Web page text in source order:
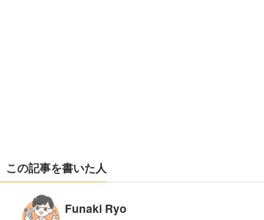
この記事を書いた人
Funaki Ryo